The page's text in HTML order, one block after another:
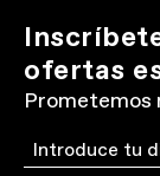
ofertas
Prometemos
Email